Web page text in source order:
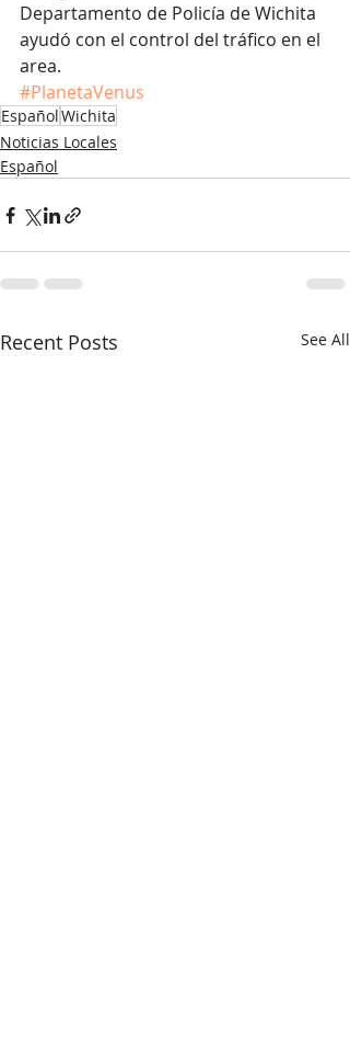
Departamento de Policía de Wichita
ayudó con el control del tráfico en el
area.
#PlanetaVenus
EspañolWichita
Noticias Locales
Español
Recent Posts See All